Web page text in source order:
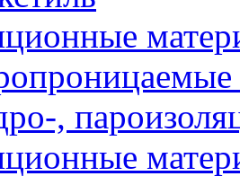
,